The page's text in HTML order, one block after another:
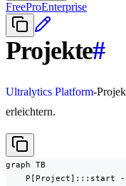
FreeProEnterprise
Projekte#
Ultralytics Platform-
erleichtern.
graph TB
P[Project]:::start